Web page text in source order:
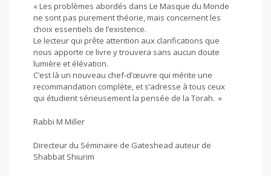
« Les problèmes abordés dans Le Masque du Monde
ne sont pas purement théorie, mais concernent les
choix essentiels de l’existence.
Le lecteur qui prête attention aux clarifications que
nous apporte ce livre y trouvera sans aucun doute
lumière et élévation.
C’est là un nouveau chef-d’œuvre qui mérite une
recommandation complète, et s’adresse à tous ceux
qui étudient sérieusement la pensée de la Torah. »
Rabbi M Miller
Directeur du Séminaire de Gateshead auteur de
Shabbat Shiurim